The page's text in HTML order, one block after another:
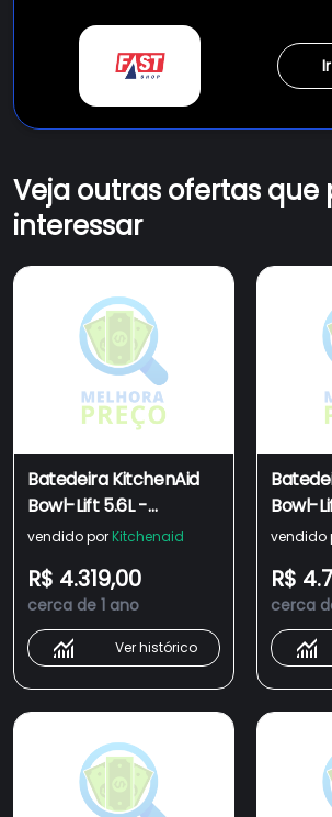
Veja outras ofertas que
interessar
Batedeira KitchenAid
Bowl-Lift 5.6L -
KEC56AV
vendido por Kitchenaid
R$ 4.319,00
cerca de 1 ano
Ver histórico
Bowl-
vendido
R$
cerca